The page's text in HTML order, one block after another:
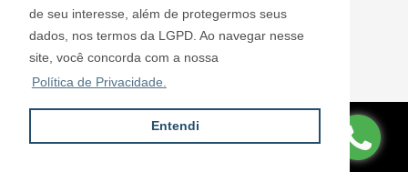
de seu interesse, além de protegermos seus
dados, nos termos da LGPD. Ao navegar nesse
site, você concorda com a nossa
Política de Privacidade.
Entendi
Kayatt Imóveis - 72.304
contato@kayattimoveis.com.br
+55 (11) 99200-6432
ImóvelOffice© - Todos os direitos reservados